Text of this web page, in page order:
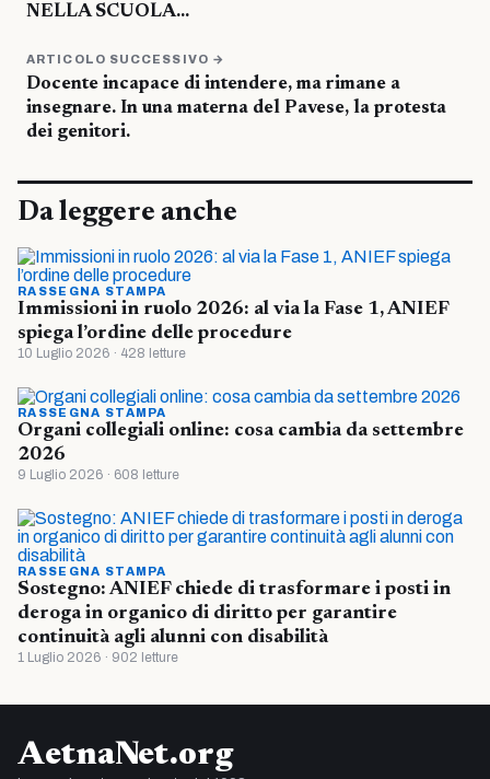
NELLA SCUOLA…
ARTICOLO SUCCESSIVO →
Docente incapace di intendere, ma rimane a
insegnare. In una materna del Pavese, la protesta
dei genitori.
Da leggere anche
RASSEGNA STAMPA
Immissioni in ruolo 2026: al via la Fase 1, ANIEF
spiega l’ordine delle procedure
10 Luglio 2026 · 428 letture
RASSEGNA STAMPA
Organi collegiali online: cosa cambia da settembre
2026
9 Luglio 2026 · 608 letture
RASSEGNA STAMPA
Sostegno: ANIEF chiede di trasformare i posti in
deroga in organico di diritto per garantire
continuità agli alunni con disabilità
1 Luglio 2026 · 902 letture
AetnaNet.org